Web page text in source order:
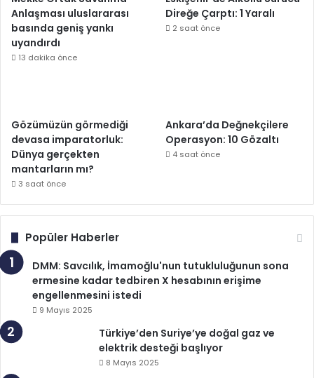
Anlaşması uluslararası
basında geniş yankı
uyandırdı
13 dakika önce
Direğe Çarptı: 1 Yaralı
2 saat önce
Gözümüzün görmediği
devasa imparatorluk:
Dünya gerçekten
mantarların mı?
3 saat önce
Ankara’da Değnekçilere
Operasyon: 10 Gözaltı
4 saat önce
Popüler Haberler
DMM: Savcılık, İmamoğlu'nun tutukluluğunun sona
ermesine kadar tedbiren X hesabının erişime
engellenmesini istedi
9 Mayıs 2025
Türkiye’den Suriye’ye doğal gaz ve
elektrik desteği başlıyor
8 Mayıs 2025